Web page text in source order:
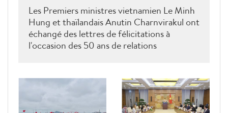
Les Premiers ministres vietnamien Le Minh
Hung et thaïlandais Anutin Charnvirakul ont
échangé des lettres de félicitations à
l'occasion des 50 ans de relations